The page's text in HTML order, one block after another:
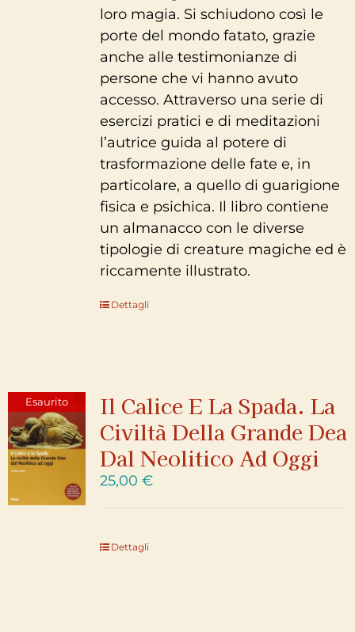
loro magia. Si schiudono così le
porte del mondo fatato, grazie
anche alle testimonianze di
persone che vi hanno avuto
accesso. Attraverso una serie di
esercizi pratici e di meditazioni
l’autrice guida al potere di
trasformazione delle fate e, in
particolare, a quello di guarigione
fisica e psichica. Il libro contiene
un almanacco con le diverse
tipologie di creature magiche ed è
riccamente illustrato.
Dettagli
Esaurito
Il Calice E La Spada. La
Civiltà Della Grande Dea
Dal Neolitico Ad Oggi
25,00 €
Dettagli